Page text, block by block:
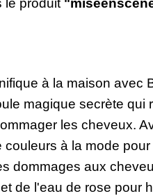
le produit
à la maison avec
magique secrète qui
les cheveux.
à la mode
dommages aux
de l'eau de rose pour